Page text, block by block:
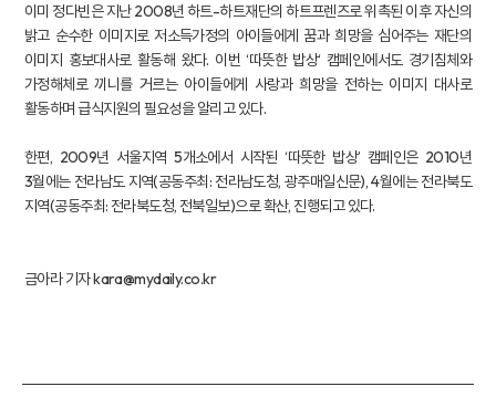
이미 정다빈은 지난 2008년 하트-하트재단의 하트프렌즈로 위촉된 이후 자신의
밝고 순수한 이미지로 저소득가정의 아이들에게 꿈과 희망을 심어주는 재단의
이미지 홍보대사로 활동해 왔다. 이번 ‘따뜻한 밥상‘ 캠페인에서도 경기침체와
가정해체로 끼니를 거르는 아이들에게 사랑과 희망을 전하는 이미지 대사로
활동하며 급식지원의 필요성을 알리고 있다.
한편, 2009년 서울지역 5개소에서 시작된 ‘따뜻한 밥상’ 캠페인은 2010년
3월에는 전라남도 지역(공동주최: 전라남도청, 광주매일신문), 4월에는 전라북도
지역(공동주최: 전라북도청, 전북일보)으로 확산, 진행되고 있다.
금아라 기자 kara@mydaily.co.kr